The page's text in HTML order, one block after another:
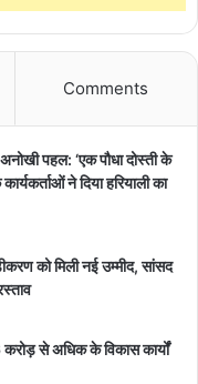
Comments
पहल: ‘एक पौधा दोस्ती के
ने दिया हरियाली का
को मिली नई उम्मीद, सांसद
से अधिक के विकास कार्यों